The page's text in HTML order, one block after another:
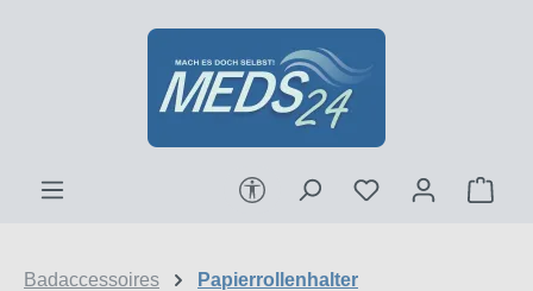
Zum Hauptinhalt springen
Werkzeugleiste anzeigen
Badaccessoires Papierrollenhalter